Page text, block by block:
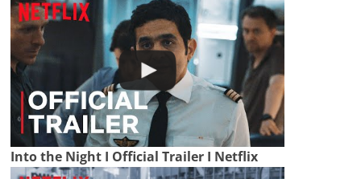
Into the Night I Official Trailer I Netflix